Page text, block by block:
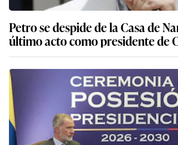
Petro se despide de la Casa de
último acto como presidente de